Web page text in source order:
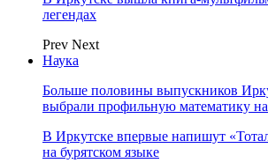
легендах
Prev Next
Наука
Больше половины выпускников
выбрали профильную математику
В Иркутске впервые напишут
на бурятском языке